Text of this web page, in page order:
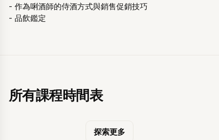
- 作為唎酒師的侍酒方式與銷售促銷技巧
- 品飲鑑定
所有課程時間表
探索更多